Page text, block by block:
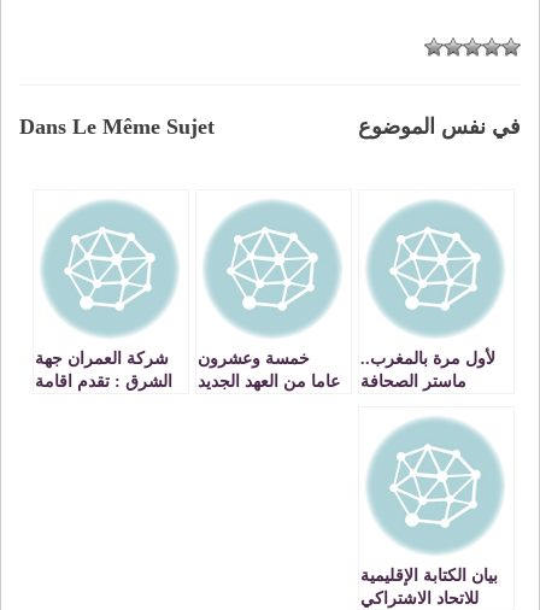
Dans Le Même Sujet في نفس الموضوع
لأول مرة بالمغرب..
ماستر الصحافة
بجامعة محمد الاول
بوجدة يناقش بحث
تخرج في العالم
الافتراضي عبر
نظارات المتافيرس
خمسة وعشرون
عاما من العهد الجديد
شركة العمران جهة
الشرق : تقدم اقامة
بيان الكتابة الإقليمية
للاتحاد الاشتراكي